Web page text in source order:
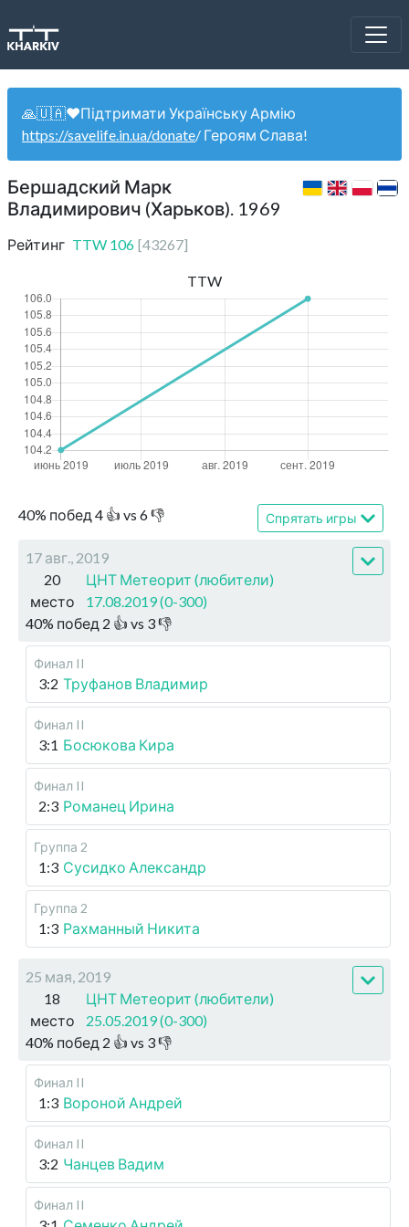
🙏🇺🇦❤️Підтримати Українську Армію
https://savelife.in.ua/donate/ Героям Слава!
Бершадский Марк
Владимирович (Харьков). 1969
Рейтинг TTW 106 [43267]
40% побед 4 👍 vs 6👎 Спрятать игры
17 авг., 2019
20
место
ЦНТ Метеорит (любители)
17.08.2019 (0-300)
40% побед 2 👍 vs 3👎
Финал II
3:2 Труфанов Владимир
Финал II
3:1 Босюкова Кира
Финал II
2:3 Романец Ирина
Группа 2
1:3 Сусидко Александр
Группа 2
1:3 Рахманный Никита
25 мая, 2019
18
место
ЦНТ Метеорит (любители)
25.05.2019 (0-300)
40% побед 2 👍 vs 3👎
Финал II
1:3 Вороной Андрей
Финал II
3:2 Чанцев Вадим
Финал II
TTW